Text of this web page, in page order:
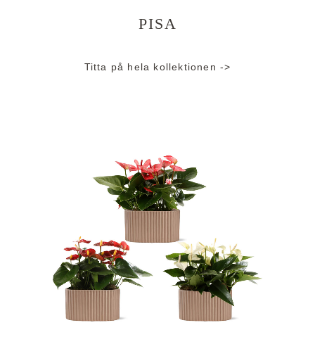
PISA
Titta på hela kollektionen ->